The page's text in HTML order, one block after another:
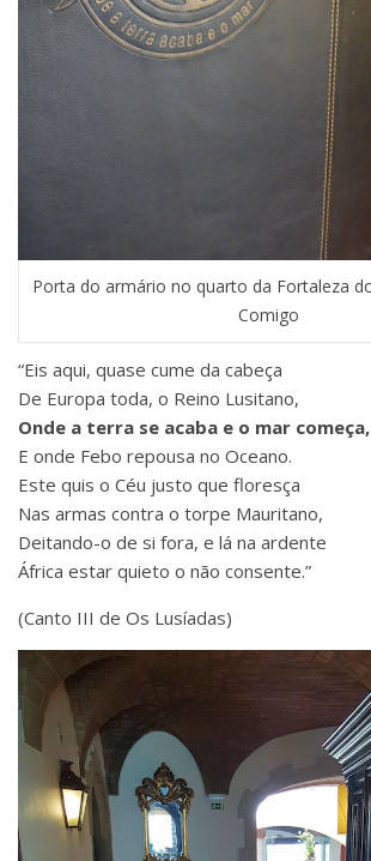
Porta do armário no quarto da Fortaleza
Comigo
“Eis aqui, quase cume da cabeça
De Europa toda, o Reino Lusitano,
Onde a terra se acaba e o mar começa,
E onde Febo repousa no Oceano.
Este quis o Céu justo que floresça
Nas armas contra o torpe Mauritano,
Deitando-o de si fora, e lá na ardente
África estar quieto o não consente.”
(Canto III de Os Lusíadas)